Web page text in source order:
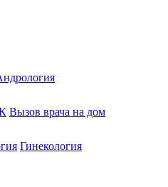
Вызов врача на дом
Гинекология